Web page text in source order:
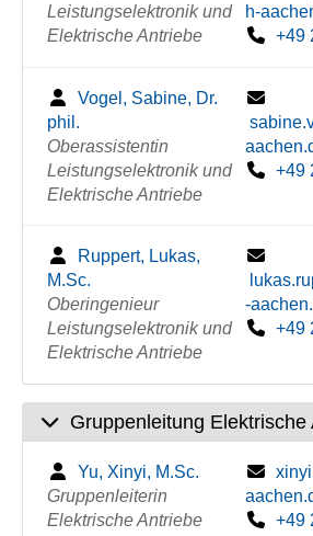
Leistungselektronik und
Elektrische Antriebe
h-
+49
Vogel, Sabine, Dr.
phil.
Oberassistentin
Leistungselektronik und
Elektrische Antriebe
+49
Ruppert, Lukas,
M.Sc.
Oberingenieur
Leistungselektronik und
Elektrische Antriebe
-
+49
Gruppenleitung Elektrische
Yu, Xinyi, M.Sc.
Gruppenleiterin
Elektrische Antriebe
+49